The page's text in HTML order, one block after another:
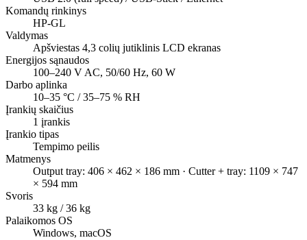
Komandų rinkinys
HP-GL
Valdymas
Apšviestas 4,3 colių jutiklinis LCD ekranas
Energijos sąnaudos
100–240 V AC, 50/60 Hz, 60 W
Darbo aplinka
10–35 °C / 35–75 % RH
Įrankių skaičius
1 įrankis
Įrankio tipas
Tempimo peilis
Matmenys
Output tray: 406 × 462 × 186 mm · Cutter + tray: 1109 × 747
× 594 mm
Svoris
33 kg / 36 kg
Palaikomos OS
Windows, macOS